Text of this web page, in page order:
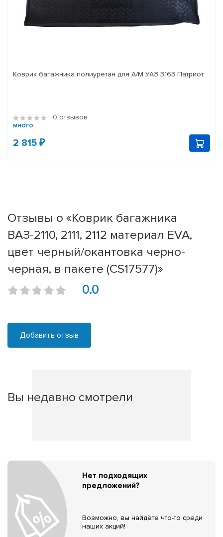
Коврик багажника полиуретан для А/М УАЗ 3163 Патриот
0 отзывов
много
2 815 ₽
Отзывы о «Коврик багажника
ВАЗ-2110, 2111, 2112 материал EVA,
цвет черный/окантовка черно-
черная, в пакете (CS17577)»
0.0
Добавить отзыв
Вы недавно смотрели
Нет подходящих
предложений?
Возможно, вы найдёте что-то среди
наших акций!